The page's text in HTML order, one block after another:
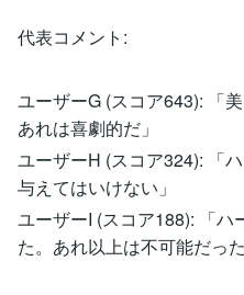
代表コメント:
ユーザーG (スコア643): 「
あれは喜劇的だ」
ユーザーH (スコア324): 「
与えてはいけない」
ユーザーI (スコア188): 「ハ
た。あれ以上は不可能だった